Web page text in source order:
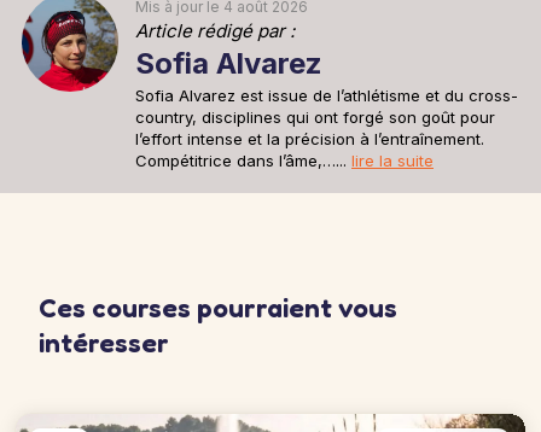
Mis à jour le 4 août 2026
Article rédigé par :
Sofia Alvarez
Sofia Alvarez est issue de l’athlétisme et du cross-
country, disciplines qui ont forgé son goût pour
l’effort intense et la précision à l’entraînement.
Compétitrice dans l’âme,…... lire la suite
Ces courses pourraient vous
intéresser